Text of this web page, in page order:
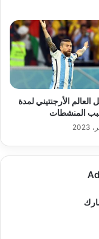
الأرجنتيني لمدة
المنشطات